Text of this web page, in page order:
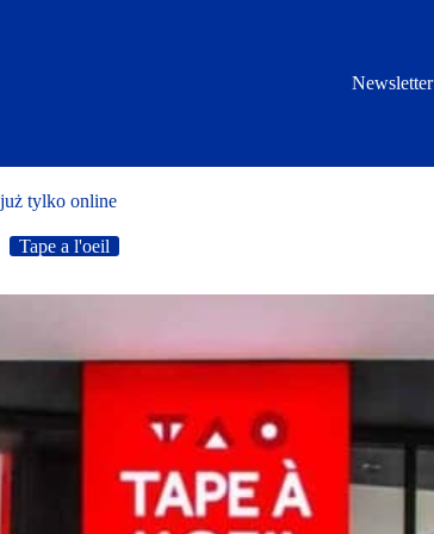
Newsletter
tylko online
Tape a l'oeil